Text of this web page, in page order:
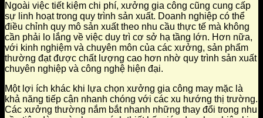
Ngoài việc tiết kiệm chi phí, xưởng gia công cũng cung cấp
sự linh hoạt trong quy trình sản xuất. Doanh nghiệp có thể
điều chỉnh quy mô sản xuất theo nhu cầu thực tế mà không
cần phải lo lắng về việc duy trì cơ sở hạ tầng lớn. Hơn nữa,
với kinh nghiệm và chuyên môn của các xưởng, sản phẩm
thường đạt được chất lượng cao hơn nhờ quy trình sản xuất
chuyên nghiệp và công nghệ hiện đại.
Một lợi ích khác khi lựa chọn xưởng gia công may mặc là
khả năng tiếp cận nhanh chóng với các xu hướng thị trường.
Các xưởng thường nắm bắt nhanh những thay đổi trong nhu